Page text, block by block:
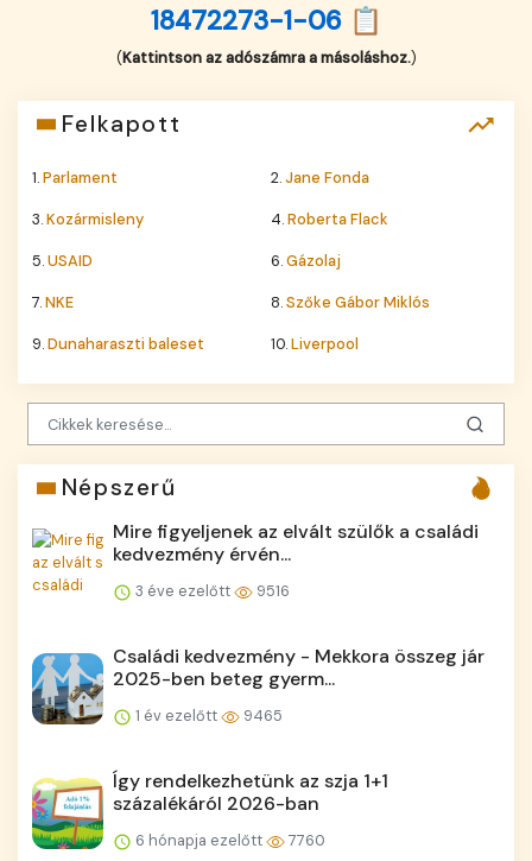
18472273-1-06 📋
(Kattintson az adószámra a másoláshoz.)
Felkapott
1.Parlament 2.Jane Fonda
3.Kozármisleny 4.Roberta Flack
5.USAID 6.Gázolaj
7.NKE 8.Szőke Gábor Miklós
9.Dunaharaszti baleset 10.Liverpool
Népszerű
Mire figyeljenek az elvált szülők a családi
kedvezmény érvén...
3 éve ezelőtt 9516
Családi kedvezmény - Mekkora összeg jár
2025-ben beteg gyerm...
1 év ezelőtt 9465
Így rendelkezhetünk az szja 1+1
százalékáról 2026-ban
6 hónapja ezelőtt 7760